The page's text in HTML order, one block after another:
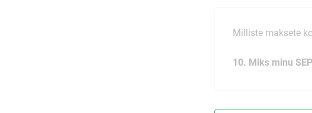
Milliste maksete
10. Miks minu